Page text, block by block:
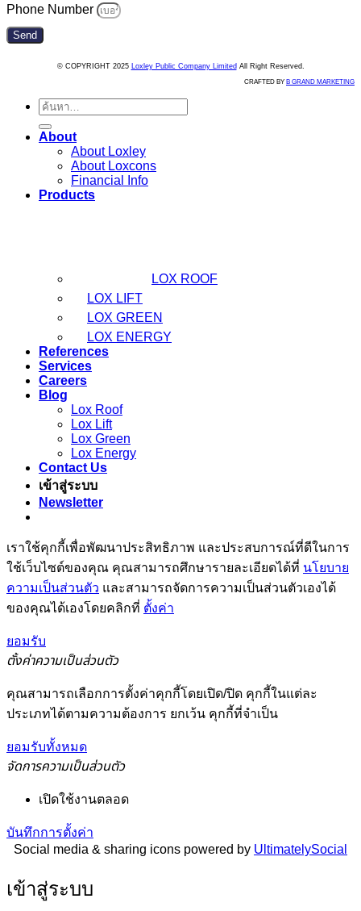
Phone Number
Send
© COPYRIGHT 2025 Loxley Public Company Limited All Right Reserved.
CRAFTED BY B GRAND MARKETING
ค้นหา:
About
About Loxley
About Loxcons
Financial Info
Products
LOX ROOF
LOX LIFT
LOX GREEN
LOX ENERGY
References
Services
Careers
Blog
Lox Roof
Lox Lift
Lox Green
Lox Energy
Contact Us
เข้าสู่ระบบ
Newsletter
เราใช้คุกกี้เพื่อพัฒนาประสิทธิภาพ และประสบการณ์ที่ดีในการ
ใช้เว็บไซต์ของคุณ คุณสามารถศึกษารายละเอียดได้ที่ นโยบาย
ความเป็นส่วนตัว และสามารถจัดการความเป็นส่วนตัวเองได้
ของคุณได้เองโดยคลิกที่ ตั้งค่า
ยอมรับ
ตั้งค่าความเป็นส่วนตัว
คุณสามารถเลือกการตั้งค่าคุกกี้โดยเปิด/ปิด คุกกี้ในแต่ละ
ประเภทได้ตามความต้องการ ยกเว้น คุกกี้ที่จำเป็น
ยอมรับทั้งหมด
จัดการความเป็นส่วนตัว
เปิดใช้งานตลอด
บันทึกการตั้งค่า
Social media & sharing icons powered by UltimatelySocial
เข้าสู่ระบบ